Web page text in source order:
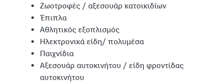
Ζωοτροφές / αξεσουάρ κατοικιδίων
Έπιπλα
Αθλητικός εξοπλισμός
Ηλεκτρονικά είδη/ πολυμέσα
Παιχνίδια
Αξεσουάρ αυτοκινήτου / είδη φροντίδας
αυτοκινήτου